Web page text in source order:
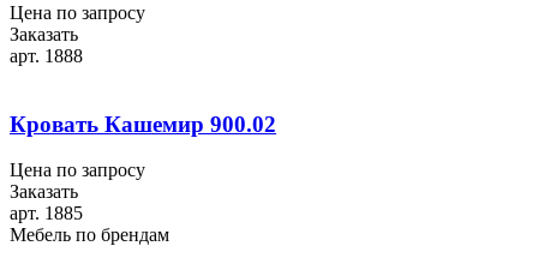
Цена по запросу
Заказать
арт. 1888
Кровать Кашемир 900.02
Цена по запросу
Заказать
арт. 1885
Мебель по брендам